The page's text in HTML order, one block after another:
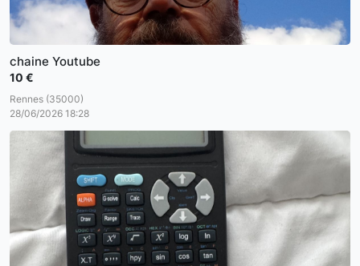
chaine Youtube
10 €
Rennes (35000)
28/06/2026 18:28